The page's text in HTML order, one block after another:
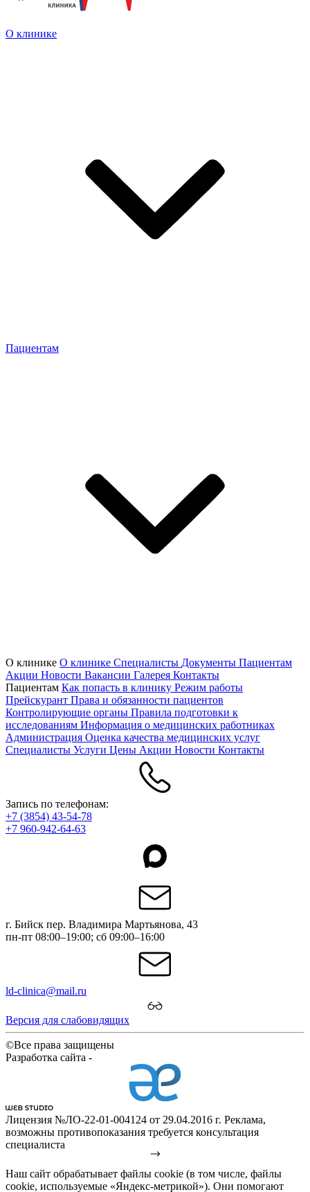
О клинике
Пациентам
О клинике О клинике Специалисты Документы Пациентам
Акции Новости Вакансии Галерея Контакты
Пациентам Как попасть в клинику Режим работы
Прейскурант Права и обязанности пациентов
Контролирующие органы Правила подготовки к
исследованиям Информация о медицинских работниках
Администрация Оценка качества медицинских услуг
Специалисты Услуги Цены Акции Новости Контакты
Запись по телефонам:
+7 (3854) 43-54-78
+7 960-942-64-63
г. Бийск пер. Владимира Мартьянова, 43
пн-пт 08:00–19:00; сб 09:00–16:00
ld-clinica@mail.ru
Версия для слабовидящих
©Все права защищены
Разработка сайта -
Лицензия №ЛО-22-01-004124 от 29.04.2016 г. Реклама,
возможны противопоказания требуется консультация
специалиста
Наш сайт обрабатывает файлы cookie (в том числе, файлы
cookie, используемые «Яндекс-метрикой»). Они помогают